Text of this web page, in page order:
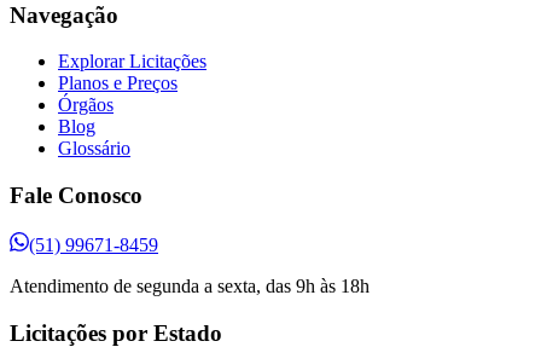
Navegação
Explorar Licitações
Planos e Preços
Órgãos
Blog
Glossário
Fale Conosco
(51) 99671-8459
Atendimento de segunda a sexta, das 9h às 18h
Licitações por Estado